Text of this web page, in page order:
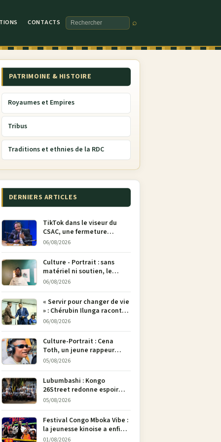
CONTACTS
Rechercher
⌕
PATRIMOINE & HISTOIRE
Royaumes et Empires
Tribus
Traditions et ethnies de la RDC
DERNIERS ARTICLES
TikTok dans le viseur du
CSAC, une fermeture
envisagée pour contrer la
06/08/2026
Culture - Portrait : sans
matériel ni soutien, le
dessinateur Justin
son crayon
06/08/2026
« Servir pour changer de vie
» : Chérubin Ilunga raconte
le parcours du député
Tshimbu en 137 pages
06/08/2026
Culture-Portrait : Cena
Toth, un jeune rappeur
déterminé à faire entendre
05/08/2026
Lubumbashi : Kongo
26Street redonne espoir
aux enfants de la rue par
05/08/2026
Festival Congo Mboka Vibe :
la jeunesse kinoise a enfin
sa plateforme de culture
01/08/2026